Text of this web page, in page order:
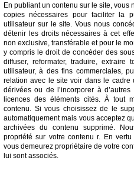
En publiant un contenu sur le site, vous
copies nécessaires pour faciliter la
utilisateur sur le site. Vous nous
détenir les droits nécessaires à cet
non exclusive, transférable et pour le
y compris le droit de concéder des
diffuser, reformater, traduire,
utilisateur, à des fins commerciales,
relation avec le site voir dans le cadre
dérivées ou de l’incorporer à
licences des éléments cités. À tout
contenu. Si vous choisissez de le
automatiquement mais vous acceptez
archivées du contenu supprimé.
propriété sur votre contenu r. En vertu
vous demeurez propriétaire de votre
lui sont associés.